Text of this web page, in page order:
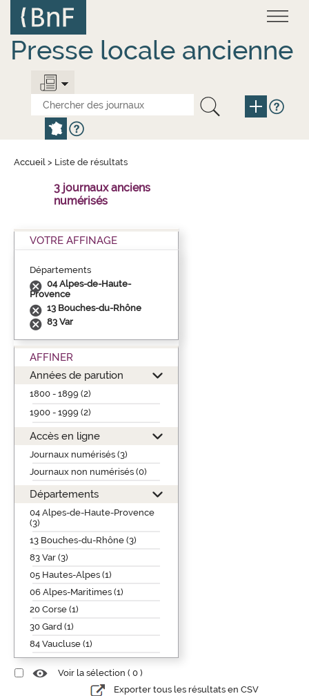
contenu
principal
Presse locale ancienne
Accueil > Liste de résultats
3 journaux anciens
numérisés
VOTRE AFFINAGE
Départements
04 Alpes-de-Haute-
Provence
13 Bouches-du-Rhône
83 Var
AFFINER
Années de parution
1800 - 1899 (2)
1900 - 1999 (2)
Accès en ligne
Journaux numérisés (3)
Journaux non numérisés (0)
Départements
04 Alpes-de-Haute-Provence
(3)
13 Bouches-du-Rhône (3)
83 Var (3)
05 Hautes-Alpes (1)
06 Alpes-Maritimes (1)
20 Corse (1)
30 Gard (1)
84 Vaucluse (1)
Voir la sélection ( 0 )
Exporter tous les résultats en CSV
Panneau de gestion des cookies